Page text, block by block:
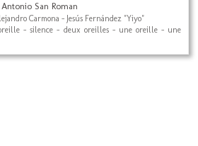
San Roman
Carmona - Jesús Fernández "Yiyo"
- silence - deux oreilles - une oreille - une